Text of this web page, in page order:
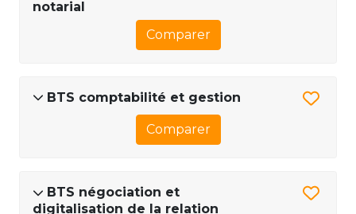
notarial
Comparer
BTS comptabilité et gestion
Comparer
BTS négociation et
digitalisation de la relation